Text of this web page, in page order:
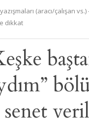
(aracı/çalışan
dikkat